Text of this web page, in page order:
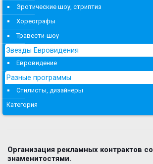
Эротические шоу, стриптиз
Хореографы
Травести-шоу
Звезды Евровидения
Евровидение
Разные программы
Стилисты, дизайнеры
Категория
Организация рекламных контрактов со
знаменитостями.